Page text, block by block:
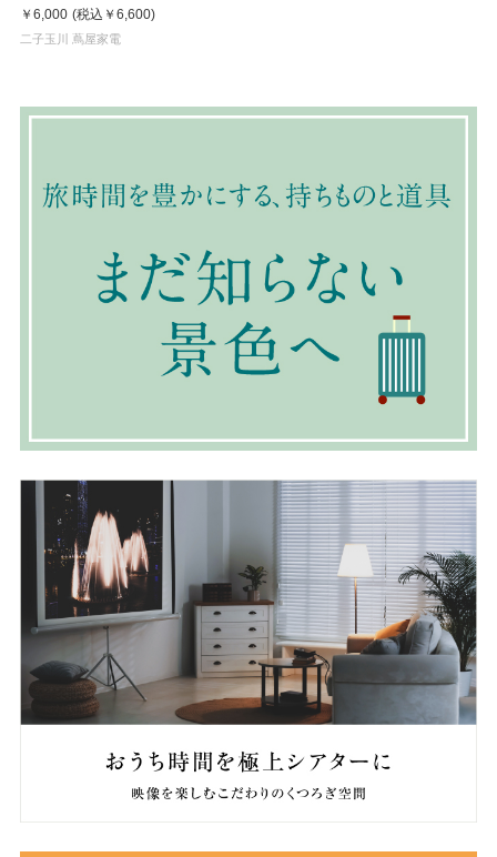
￥6,000 (税込 ￥6,600)
二子玉川 蔦屋家電